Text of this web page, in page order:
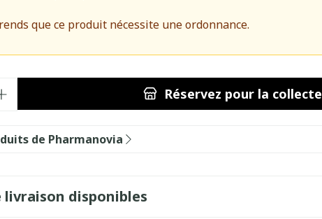
que ce produit nécessite une ordonnance.
Réservez pour la collecte
de Pharmanovia
livraison disponibles